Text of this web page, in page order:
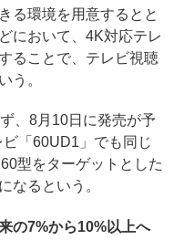
る環境を用意するとと
において、4K対応テレ
ることで、テレビ視聴
う。
、8月10日に発売が予
「60UD1」でも同じ
型をターゲットとした
なるという。
の7%から10%以上へ